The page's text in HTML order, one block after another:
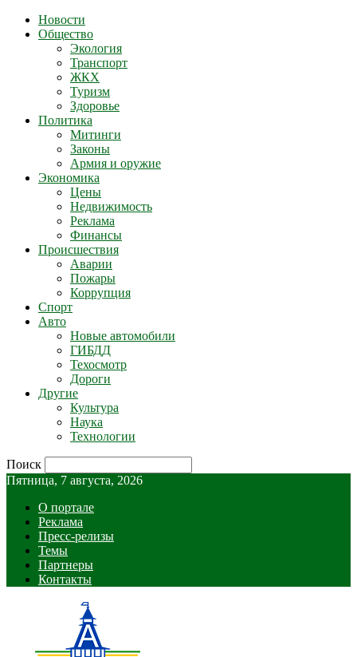
Новости
Общество
Экология
Транспорт
ЖКХ
Туризм
Здоровье
Политика
Митинги
Законы
Армия и оружие
Экономика
Цены
Недвижимость
Реклама
Финансы
Происшествия
Аварии
Пожары
Коррупция
Спорт
Авто
Новые автомобили
ГИБДД
Техосмотр
Дороги
Другие
Культура
Наука
Технологии
Поиск
Пятница, 7 августа, 2026
О портале
Реклама
Пресс-релизы
Темы
Партнеры
Контакты